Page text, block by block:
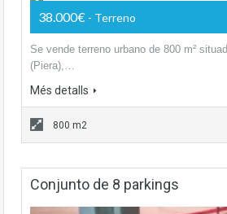
38.000€ - Terreno
Se vende terreno urbano de 800 m²
(Piera),…
Més detalls
800 m2
Conjunto de 8 parkings